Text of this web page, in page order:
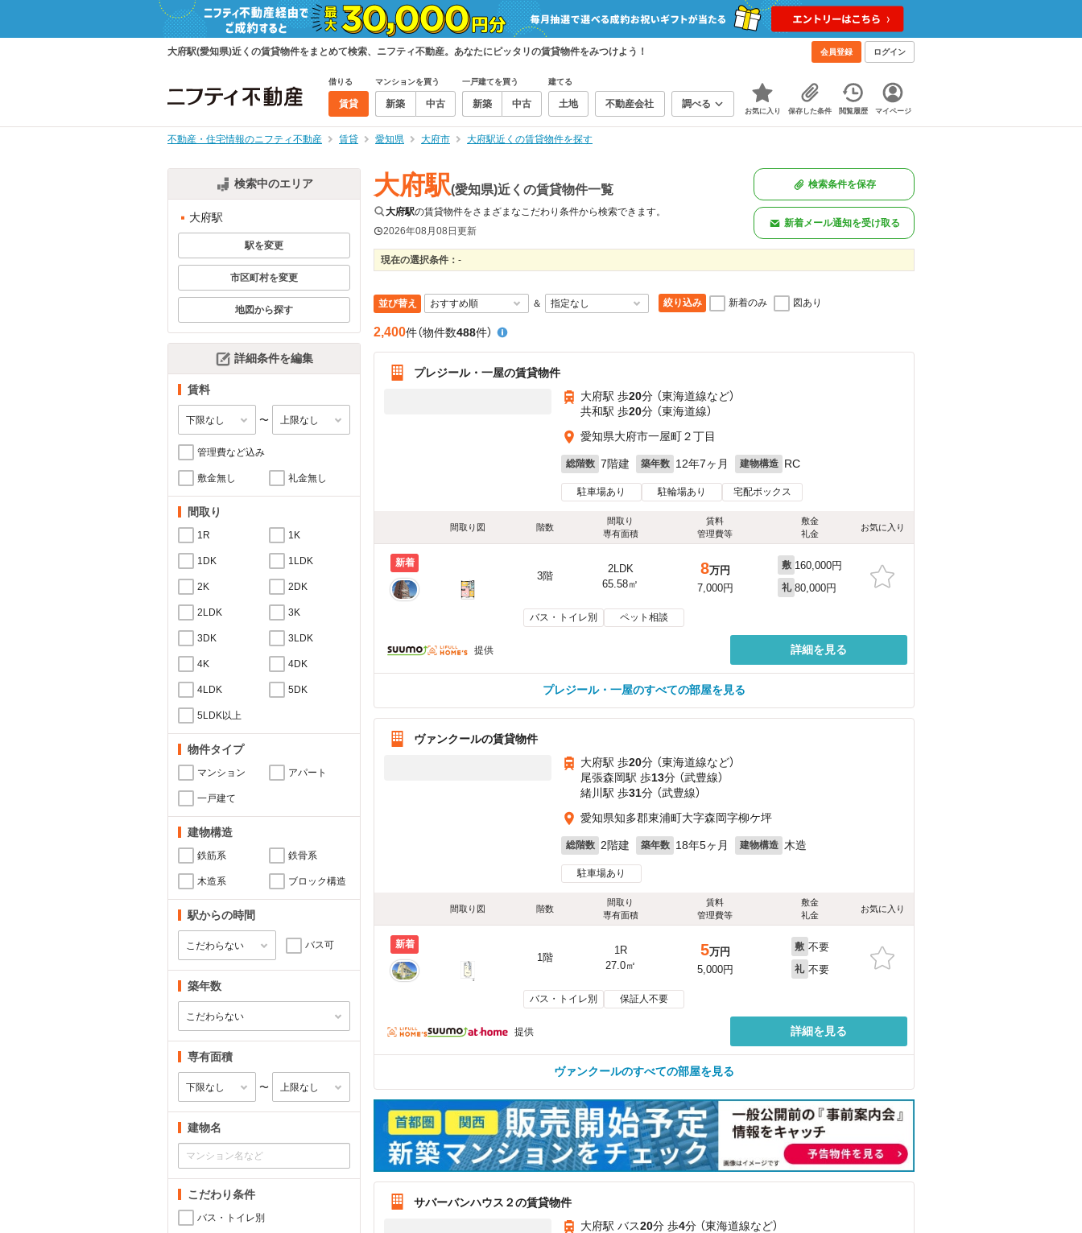
大府駅(愛知県)近くの賃貸物件をまとめて検索、ニフティ不動産。あなたにピッタリの賃貸物件をみつけよう！ 会員登録 ログイン
借りる
賃貸
マンションを買う
新築 中古
一戸建てを買う
新築 中古
建てる
土地 不動産会社 調べる
お気に入り 保存した条件 閲覧履歴 マイページ
不動産・住宅情報のニフティ不動産 賃貸 愛知県 大府市 大府駅近くの賃貸物件を探す
検索中のエリア
大府駅
駅を変更
市区町村を変更
地図から探す
詳細条件を編集
賃料
〜
管理費など込み
敷金無し 礼金無し
間取り
1R 1K
1DK 1LDK
2K 2DK
2LDK 3K
3DK 3LDK
4K 4DK
4LDK 5DK
5LDK以上
物件タイプ
マンション アパート
一戸建て
建物構造
鉄筋系 鉄骨系
木造系 ブロック構造
駅からの時間
バス可
築年数
専有面積
〜
建物名
こだわり条件
バス・トイレ別
大府駅(愛知県)近くの賃貸物件一覧
大府駅の賃貸物件をさまざまなこだわり条件から検索できます。
2026年08月08日更新
検索条件を保存
新着メール通知を受け取る
現在の選択条件： -
並び替え ＆ 絞り込み 新着のみ 図あり
2,400件（物件数488件）
プレジール・一屋の賃貸物件
大府駅 歩20分 （東海道線など）
共和駅 歩20分 （東海道線）
愛知県大府市一屋町２丁目
総階数 7階建 築年数 12年7ヶ月 建物構造 RC
駐車場あり 駐輪場あり 宅配ボックス
間取り図 階数
間取り
専有面積
賃料
管理費等
敷金
礼金
お気に入り
新着
3階
2LDK
65.58㎡
8万円
7,000円
敷 160,000円
礼 80,000円
バス・トイレ別 ペット相談
提供 詳細を見る
プレジール・一屋のすべての部屋を見る
ヴァンクールの賃貸物件
大府駅 歩20分 （東海道線など）
尾張森岡駅 歩13分 （武豊線）
緒川駅 歩31分 （武豊線）
愛知県知多郡東浦町大字森岡字柳ケ坪
総階数 2階建 築年数 18年5ヶ月 建物構造 木造
駐車場あり
間取り図 階数
間取り
専有面積
賃料
管理費等
敷金
礼金
お気に入り
新着
1階
1R
27.0㎡
5万円
5,000円
敷 不要
礼 不要
バス・トイレ別 保証人不要
提供 詳細を見る
ヴァンクールのすべての部屋を見る
サバーバンハウス２の賃貸物件
大府駅 バス20分 歩4分 （東海道線など）